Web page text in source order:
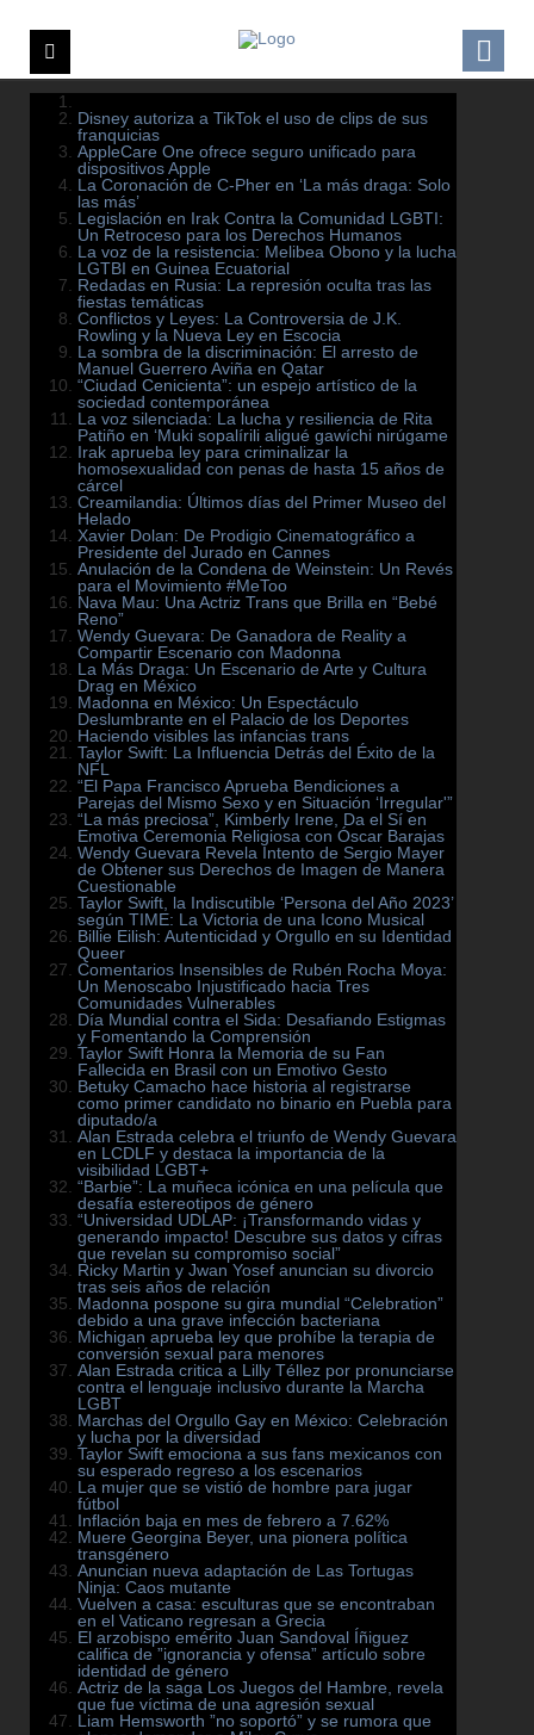
Disney autoriza a TikTok el uso de clips de sus
franquicias
AppleCare One ofrece seguro unificado para
dispositivos Apple
La Coronación de C-Pher en ‘La más draga: Solo
las más’
Legislación en Irak Contra la Comunidad LGBTI:
Un Retroceso para los Derechos Humanos
La voz de la resistencia: Melibea Obono y la lucha
LGTBI en Guinea Ecuatorial
Redadas en Rusia: La represión oculta tras las
fiestas temáticas
Conflictos y Leyes: La Controversia de J.K.
Rowling y la Nueva Ley en Escocia
La sombra de la discriminación: El arresto de
Manuel Guerrero Aviña en Qatar
“Ciudad Cenicienta”: un espejo artístico de la
sociedad contemporánea
La voz silenciada: La lucha y resiliencia de Rita
Patiño en ‘Muki sopalírili aligué gawíchi nirúgame
Irak aprueba ley para criminalizar la
homosexualidad con penas de hasta 15 años de
cárcel
Creamilandia: Últimos días del Primer Museo del
Helado
Xavier Dolan: De Prodigio Cinematográfico a
Presidente del Jurado en Cannes
Anulación de la Condena de Weinstein: Un Revés
para el Movimiento #MeToo
Nava Mau: Una Actriz Trans que Brilla en “Bebé
Reno”
Wendy Guevara: De Ganadora de Reality a
Compartir Escenario con Madonna
La Más Draga: Un Escenario de Arte y Cultura
Drag en México
Madonna en México: Un Espectáculo
Deslumbrante en el Palacio de los Deportes
Haciendo visibles las infancias trans
Taylor Swift: La Influencia Detrás del Éxito de la
NFL
“El Papa Francisco Aprueba Bendiciones a
Parejas del Mismo Sexo y en Situación ‘Irregular'”
“La más preciosa”, Kimberly Irene, Da el Sí en
Emotiva Ceremonia Religiosa con Óscar Barajas
Wendy Guevara Revela Intento de Sergio Mayer
de Obtener sus Derechos de Imagen de Manera
Cuestionable
Taylor Swift, la Indiscutible ‘Persona del Año 2023’
según TIME: La Victoria de una Icono Musical
Billie Eilish: Autenticidad y Orgullo en su Identidad
Queer
Comentarios Insensibles de Rubén Rocha Moya:
Un Menoscabo Injustificado hacia Tres
Comunidades Vulnerables
Día Mundial contra el Sida: Desafiando Estigmas
y Fomentando la Comprensión
Taylor Swift Honra la Memoria de su Fan
Fallecida en Brasil con un Emotivo Gesto
Betuky Camacho hace historia al registrarse
como primer candidato no binario en Puebla para
diputado/a
Alan Estrada celebra el triunfo de Wendy Guevara
en LCDLF y destaca la importancia de la
visibilidad LGBT+
“Barbie”: La muñeca icónica en una película que
desafía estereotipos de género
“Universidad UDLAP: ¡Transformando vidas y
generando impacto! Descubre sus datos y cifras
que revelan su compromiso social”
Ricky Martin y Jwan Yosef anuncian su divorcio
tras seis años de relación
Madonna pospone su gira mundial “Celebration”
debido a una grave infección bacteriana
Michigan aprueba ley que prohíbe la terapia de
conversión sexual para menores
Alan Estrada critica a Lilly Téllez por pronunciarse
contra el lenguaje inclusivo durante la Marcha
LGBT
Marchas del Orgullo Gay en México: Celebración
y lucha por la diversidad
Taylor Swift emociona a sus fans mexicanos con
su esperado regreso a los escenarios
La mujer que se vistió de hombre para jugar
fútbol
Inflación baja en mes de febrero a 7.62%
Muere Georgina Beyer, una pionera política
transgénero
Anuncian nueva adaptación de Las Tortugas
Ninja: Caos mutante
Vuelven a casa: esculturas que se encontraban
en el Vaticano regresan a Grecia
El arzobispo emérito Juan Sandoval Íñiguez
califica de ”ignorancia y ofensa” artículo sobre
identidad de género
Actriz de la saga Los Juegos del Hambre, revela
que fue víctima de una agresión sexual
Liam Hemsworth ”no soportó” y se rumora que